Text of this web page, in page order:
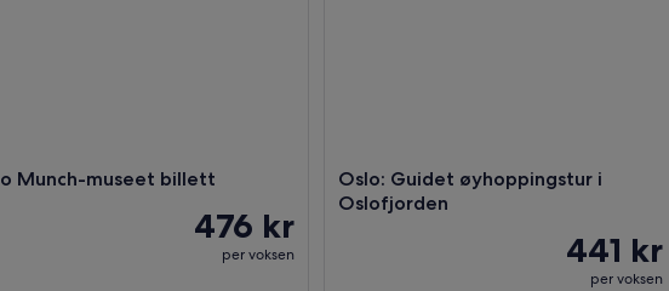
Munch-museet billett
476 kr
per voksen
Oslo: Guidet øyhoppingstur i
Oslofjorden
441 kr
per voksen